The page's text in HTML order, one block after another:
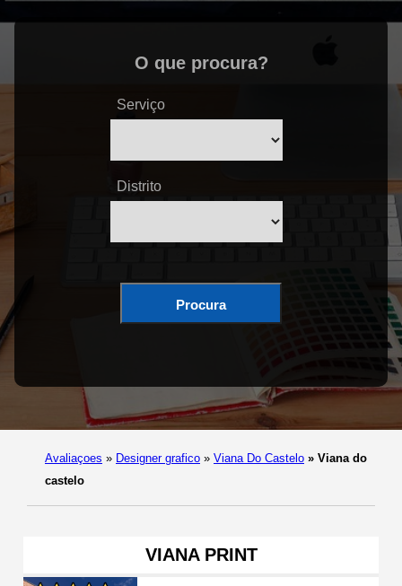
O que procura?
Serviço
Distrito
Procura
Avaliaçoes » Designer grafico » Viana Do Castelo » Viana do
castelo
VIANA PRINT